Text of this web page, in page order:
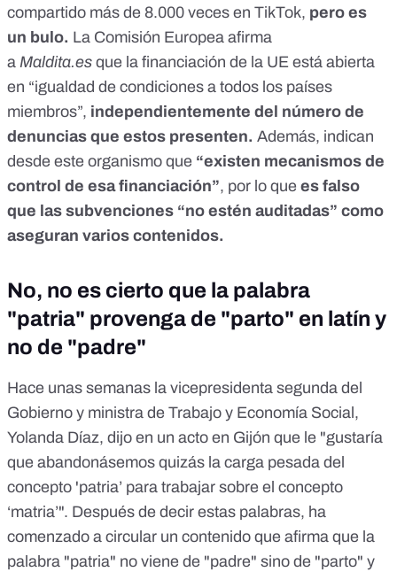
compartido más de 8.000 veces en TikTok, pero es
un bulo. La Comisión Europea afirma
a Maldita.es que la financiación de la UE está abierta
en “igualdad de condiciones a todos los países
miembros”, independientemente del número de
denuncias que estos presenten. Además, indican
desde este organismo que “existen mecanismos de
control de esa financiación”, por lo que es falso
que las subvenciones “no estén auditadas” como
aseguran varios contenidos.
No, no es cierto que la palabra
"patria" provenga de "parto" en latín y
no de "padre"
Hace unas semanas la vicepresidenta segunda del
Gobierno y ministra de Trabajo y Economía Social,
Yolanda Díaz, dijo en un acto en Gijón que le "gustaría
que abandonásemos quizás la carga pesada del
concepto 'patria’ para trabajar sobre el concepto
‘matria’". Después de decir estas palabras, ha
comenzado a circular un contenido que afirma que la
palabra "patria" no viene de "padre" sino de "parto" y